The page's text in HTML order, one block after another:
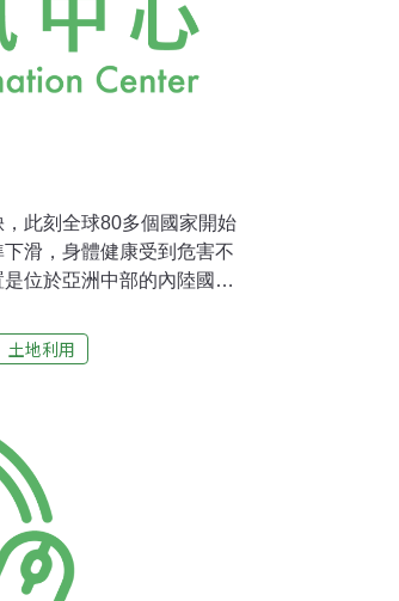
此刻全球80多個國家開始
滑，身體健康受到危害不
位於亞洲中部的內陸國
是水資源有限的國家。據
流出，剩下的40%滲透至
是淨水，這當中93.6%為
，但地下水需耗費長時間
水)是短時間內可復育。我
下水資源復育時間較長，
用水資源。可是在地球上
土地利用